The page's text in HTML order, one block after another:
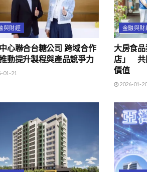
與財經
心聯合台糖公司 跨域合作
動提升製程與產品競爭力
01-21
金融與財
大房食
店」 共
價值
2026-01-20